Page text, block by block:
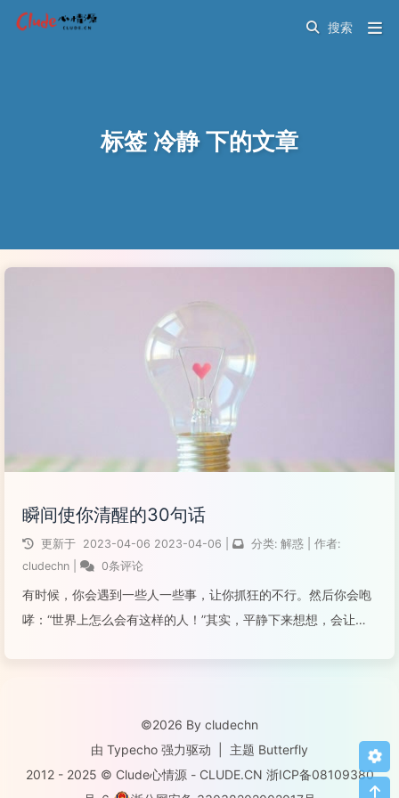
标签 冷静 下的文章
瞬间使你清醒的30句话
更新于 2023-04-06 2023-04-06 分类: 解惑
作者:
cludechn
0条评论
有时候，你会遇到一些人一些事，让你抓狂的不行。然后你会咆
哮：“世界上怎么会有这样的人！”其实，平静下来想想，会让你
©2026 By cludechn
由 Typecho 强力驱动 主题 Butterfly
2012 - 2025 © Clude心情源 - CLUDE.CN 浙ICP备08109380